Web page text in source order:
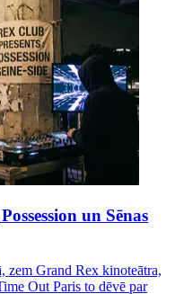
un Sēnas
zem Grand Rex kinoteātra,
Out Paris to dēvē par